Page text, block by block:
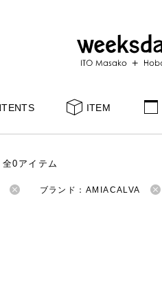
ITEM
全0アイテム
ブランド：AMIACALVA